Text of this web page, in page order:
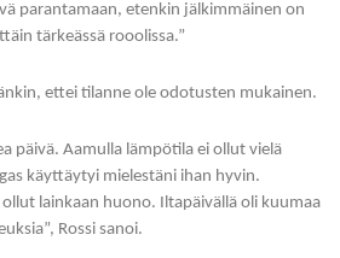
parantamaan, etenkin jälkimmäinen on
tärkeässä rooolissa.”
ettei tilanne ole odotusten mukainen.
päivä. Aamulla lämpötila ei ollut vielä
käyttäytyi mielestäni ihan hyvin.
lainkaan huono. Iltapäivällä oli kuumaa
Rossi sanoi.